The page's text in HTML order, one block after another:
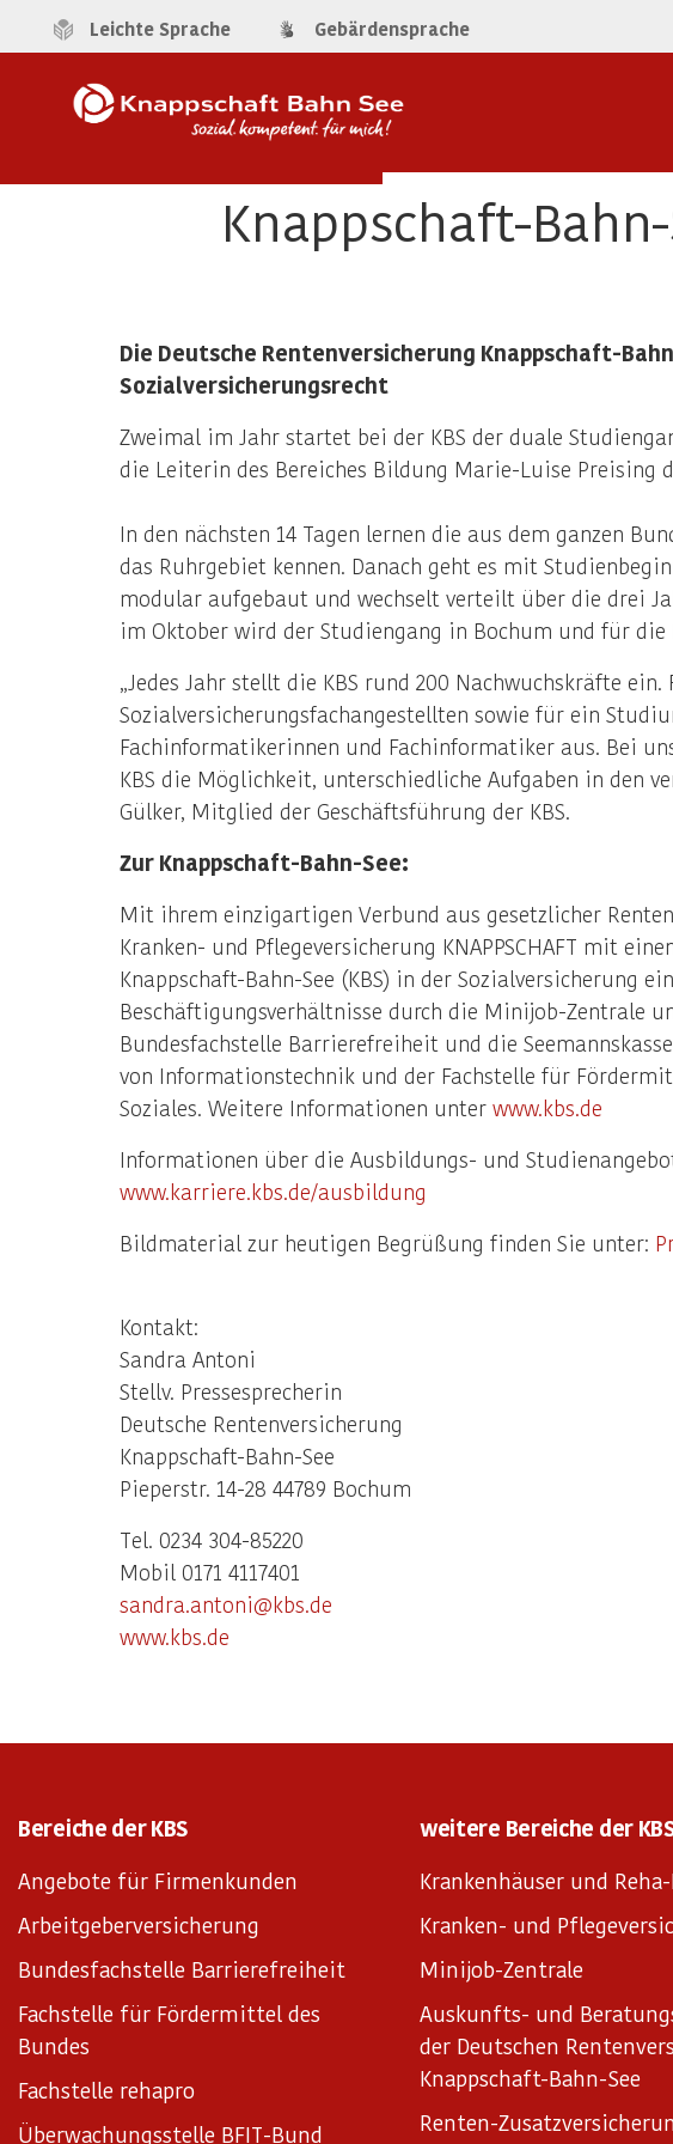
Leichte Sprache Gebärdensprache
Knappschaft-
Die Deutsche Rentenversicherung Knappschaft-
Sozialversicherungsrecht
Zweimal im Jahr startet bei der KBS der duale
die Leiterin des Bereiches Bildung Marie-Luise Preising
In den nächsten 14 Tagen lernen die aus dem ganzen
das Ruhrgebiet kennen. Danach geht es mit
modular aufgebaut und wechselt verteilt über die drei
im Oktober wird der Studiengang in Bochum und für
„Jedes Jahr stellt die KBS rund 200 Nachwuchskräfte
Sozialversicherungsfachangestellten sowie für ein
Fachinformatikerinnen und Fachinformatiker aus. Bei
KBS die Möglichkeit, unterschiedliche Aufgaben in den
Gülker, Mitglied der Geschäftsführung der KBS.
Zur Knappschaft-Bahn-See:
Mit ihrem einzigartigen Verbund aus gesetzlicher
Kranken- und Pflegeversicherung KNAPPSCHAFT mit
Knappschaft-Bahn-See (KBS) in der Sozialversicherung
Beschäftigungsverhältnisse durch die Minijob-Zentrale
Bundesfachstelle Barrierefreiheit und die
von Informationstechnik und der Fachstelle für
Soziales. Weitere Informationen unter www.kbs.de
Informationen über die Ausbildungs- und
www.karriere.kbs.de/ausbildung
Bildmaterial zur heutigen Begrüßung finden Sie unter:
Kontakt:
Sandra Antoni
Stellv. Pressesprecherin
Deutsche Rentenversicherung
Knappschaft-Bahn-See
Pieperstr. 14-28 44789 Bochum
Tel. 0234 304-85220
Mobil 0171 4117401
sandra.antoni@kbs.de
www.kbs.de
Bereiche der KBS
Angebote für Firmenkunden
Arbeitgeberversicherung
Bundesfachstelle Barrierefreiheit
Fachstelle für Fördermittel des
Bundes
Fachstelle rehapro
Überwachungsstelle BFIT-Bund
weitere Bereiche der
Krankenhäuser und
Kranken- und
Minijob-Zentrale
Auskunfts- und
der Deutschen
Knappschaft-Bahn-See
Renten-